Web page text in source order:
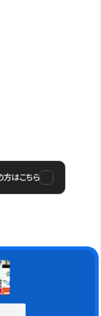
方はこちら